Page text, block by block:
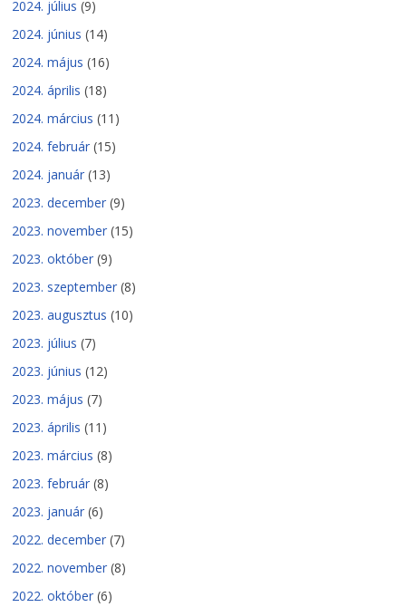
2024. július (9)
2024. június (14)
2024. május (16)
2024. április (18)
2024. március (11)
2024. február (15)
2024. január (13)
2023. december (9)
2023. november (15)
2023. október (9)
2023. szeptember (8)
2023. augusztus (10)
2023. július (7)
2023. június (12)
2023. május (7)
2023. április (11)
2023. március (8)
2023. február (8)
2023. január (6)
2022. december (7)
2022. november (8)
2022. október (6)